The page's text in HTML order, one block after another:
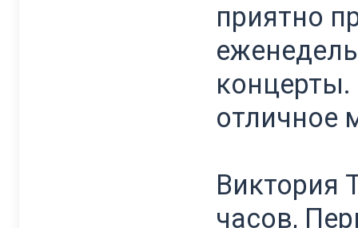
приятно
отличное
Виктория
часов,